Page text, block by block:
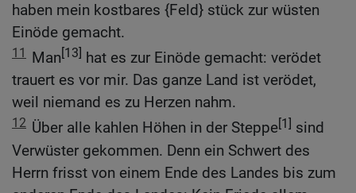
haben mein kostbares {Feld} stück zur wüsten
Einöde gemacht.
11 Man[13] hat es zur Einöde gemacht: verödet
trauert es vor mir. Das ganze Land ist verödet,
weil niemand es zu Herzen nahm.
12 Über alle kahlen Höhen in der Steppe[1] sind
Verwüster gekommen. Denn ein Schwert des
Herrn frisst von einem Ende des Landes bis zum